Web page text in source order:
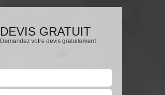
DEVIS GRATUIT
Demandez votre devis gratuitement